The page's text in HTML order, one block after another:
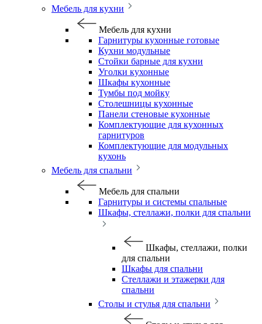
Мебель для кухни
Мебель для кухни
Гарнитуры кухонные готовые
Кухни модульные
Стойки барные для кухни
Уголки кухонные
Шкафы кухонные
Тумбы под мойку
Столешницы кухонные
Панели стеновые кухонные
Комплектующие для кухонных
гарнитуров
Комплектующие для модульных
кухонь
Мебель для спальни
Мебель для спальни
Гарнитуры и системы спальные
Шкафы, стеллажи, полки для спальни
Шкафы, стеллажи, полки
для спальни
Шкафы для спальни
Стеллажи и этажерки для
спальни
Столы и стулья для спальни